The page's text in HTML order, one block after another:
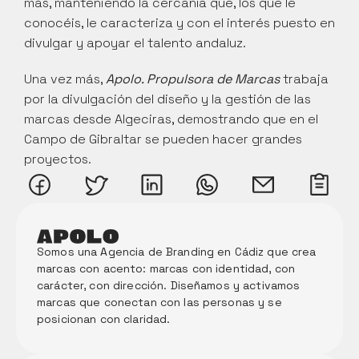
Somos una Agencia de Branding en Cádiz que crea
marcas con acento: marcas con identidad, con
carácter, con dirección. Diseñamos y activamos
marcas que conectan con las personas y se
posicionan con claridad.
conocéis, le caracteriza y con el interés puesto en
divulgar y apoyar el talento andaluz.
Una vez más, Apolo. Propulsora de Marcas trabaja
por la divulgación del diseño y la gestión de las
marcas desde Algeciras, demostrando que en el
Campo de Gibraltar se pueden hacer grandes
proyectos.